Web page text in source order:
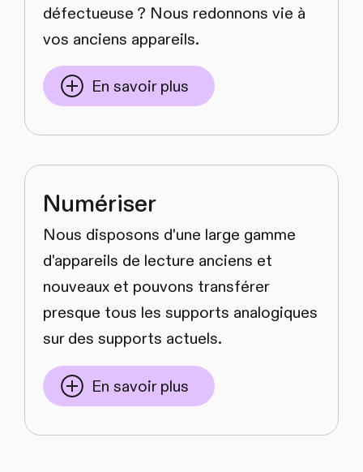
défectueuse ? Nous redonnons vie à
vos anciens appareils.
En savoir plus
Numériser
Nous disposons d'une large gamme
d'appareils de lecture anciens et
nouveaux et pouvons transférer
presque tous les supports analogiques
sur des supports actuels.
En savoir plus